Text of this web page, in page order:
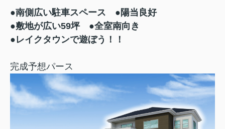
●南側広い駐車スペース ●陽当良好
●敷地が広い59坪 ●全室南向き
●レイクタウンで遊ぼう！！
完成予想パース